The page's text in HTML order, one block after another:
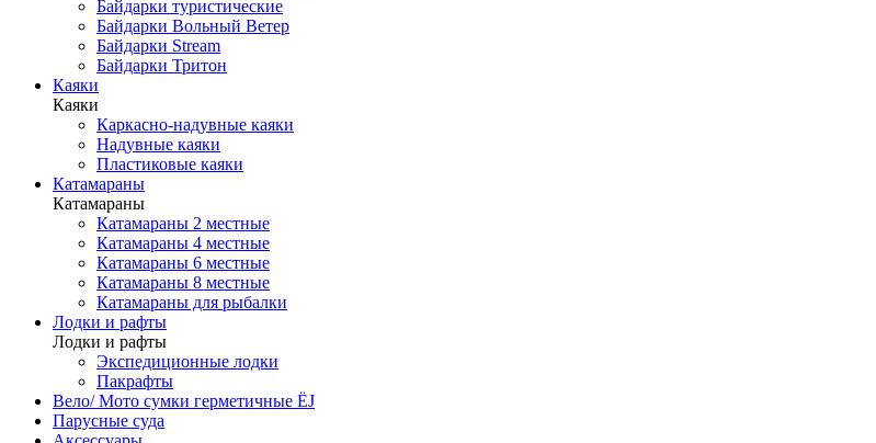
Байдарки туристические
Байдарки Вольный Ветер
Байдарки Stream
Байдарки Тритон
Каяки
Каяки
Каркасно-надувные каяки
Надувные каяки
Пластиковые каяки
Катамараны
Катамараны
Катамараны 2 местные
Катамараны 4 местные
Катамараны 6 местные
Катамараны 8 местные
Катамараны для рыбалки
Лодки и рафты
Лодки и рафты
Экспедиционные лодки
Пакрафты
Вело/ Мото сумки герметичные ЁJ
Парусные суда